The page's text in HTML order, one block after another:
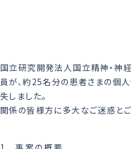
国立研究開発法人国立精神・神経
員が、約25名分の患者さまの個人
失しました。
関係の皆様方に多大なご迷惑と